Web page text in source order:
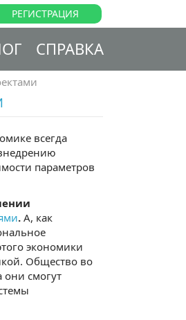
РЕГИСТРАЦИЯ
СПРАВКА
всегда
параметров
. А, как
экономики
Общество во
они смогут